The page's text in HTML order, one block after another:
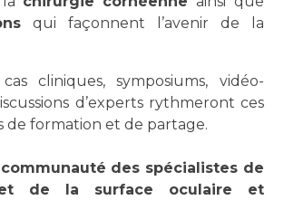
qui façonnent l’avenir de la
cliniques, symposiums, vidéo-
d’experts rythmeront ces
de formation et de partage.
des spécialistes de
de la surface oculaire et